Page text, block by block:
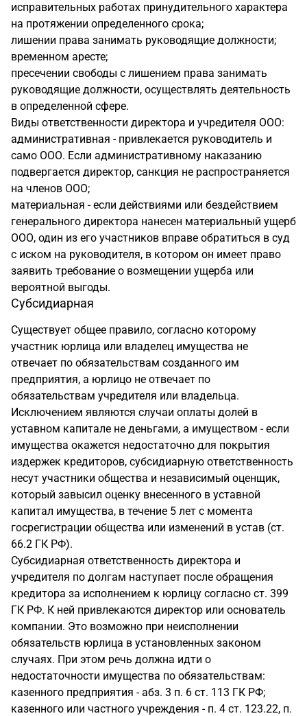
исправительных работах принудительного характера
на протяжении определенного срока;
лишении права занимать руководящие должности;
временном аресте;
пресечении свободы с лишением права занимать
руководящие должности, осуществлять деятельность
в определенной сфере.
Виды ответственности директора и учредителя ООО:
административная - привлекается руководитель и
само ООО. Если административному наказанию
подвергается директор, санкция не распространяется
на членов ООО;
материальная - если действиями или бездействием
генерального директора нанесен материальный ущерб
ООО, один из его участников вправе обратиться в суд
с иском на руководителя, в котором он имеет право
заявить требование о возмещении ущерба или
вероятной выгоды.
Субсидиарная
Существует общее правило, согласно которому
участник юрлица или владелец имущества не
отвечает по обязательствам созданного им
предприятия, а юрлицо не отвечает по
обязательствам учредителя или владельца.
Исключением являются случаи оплаты долей в
уставном капитале не деньгами, а имуществом - если
имущества окажется недостаточно для покрытия
издержек кредиторов, субсидиарную ответственность
несут участники общества и независимый оценщик,
который завысил оценку внесенного в уставной
капитал имущества, в течение 5 лет с момента
госрегистрации общества или изменений в устав (ст.
66.2 ГК РФ).
Субсидиарная ответственность директора и
учредителя по долгам наступает после обращения
кредитора за исполнением к юрлицу согласно ст. 399
ГК РФ. К ней привлекаются директор или основатель
компании. Это возможно при неисполнении
обязательств юрлица в установленных законом
случаях. При этом речь должна идти о
недостаточности имущества по обязательствам:
казенного предприятия - абз. 3 п. 6 ст. 113 ГК РФ;
казенного или частного учреждения - п. 4 ст. 123.22, п.